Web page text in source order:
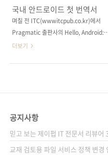
출간하는 JavaFX 책은 아래의 원서를 번
입니다. 표지는 다들 아시죠? 썬 마이크로
즈의 Java 시..
자바스크립트를 코딩하듯 손쉽게 개발할
는 것이 매력적인 SDK이죠. UI도 화려하면
인터렉티브하기 때문에 자바 개발자들 사
니다. 또한 웹이나 모바일 기기, 임베디드
등 스크린이 있는 곳이라면 어디든 사용
국내 안드로이드 첫 번역서
며칠 전 ITC(wwwitcpub.co.kr)에서
Pragmatic 출판사의 Hello, Android:
Introducing Google's Mobile
된 지 며칠 되지도 않았는데 예스24 컴퓨
터파크에서는 8위 강컴에서는 11위로
요. 위에 빨갛게 칠해져 있는 부분이 보
더보기
공지사항
믿고 보는 제이펍 IT 전문서 리뷰어
교재 검토용 파일 서비스 정책 변경